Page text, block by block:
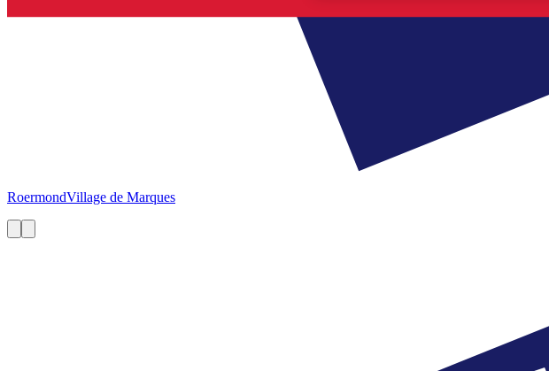
RoermondVillage de Marques